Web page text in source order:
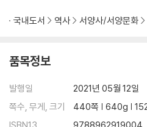
왜 메스인가?
메스는 불평을 해야 할까?
교훈이라면?
V. 공간과 역사: 맺는 말
국내도서 역사 서양사/서양문화
품목정보
발행일
2021년 05월 12일
쪽수, 무게, 크기
440쪽 | 640g |